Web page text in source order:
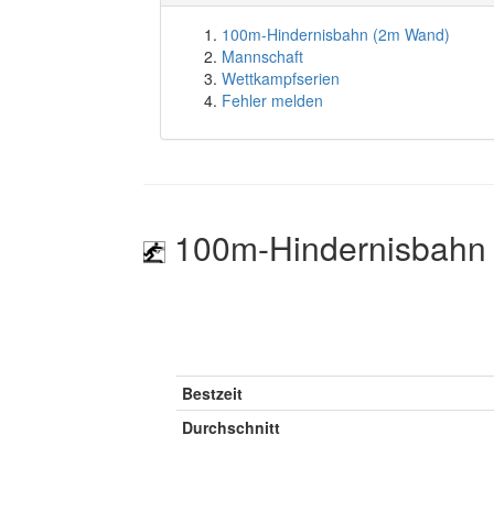
100m-Hindernisbahn (2m Wand)
Mannschaft
Wettkampfserien
Fehler melden
100m-
Bestzeit
Durchschnitt